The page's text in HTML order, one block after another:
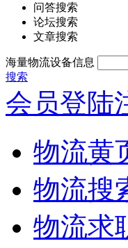
问答搜索
论坛搜索
文章搜索
海量物流设备信息
搜索
会员登陆
物流黄
物流搜
物流求